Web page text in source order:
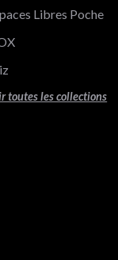
la
Libres Poche
toutes les collections